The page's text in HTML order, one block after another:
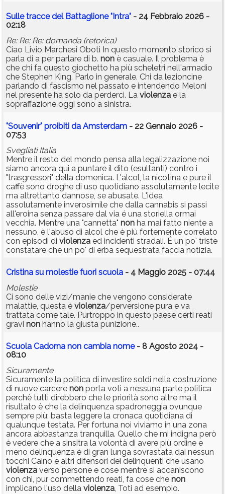
Sulle tracce del Battaglione "Intra" - 24 Febbraio 2026 -
02:18
Re: Re: Re: domanda (retorica)
Ciao Livio Marchesi Oboti In questo momento storico si
parla di a per parlare di b. non è casuale. Il problema è
che chi fa questo giochetto ha più scheletri nell'armadio
che Stephen King. Parlo in generale. Chi da lezioncine
parlando di fascismo nel passato e intendendo Meloni
nel presente ha solo da perderci. La violenza e la
sopraffazione oggi sono a sinistra.
"Souvenir" proibiti da Amsterdam - 22 Gennaio 2026 -
07:53
Svegliati Italia
Mentre il resto del mondo pensa alla legalizzazione noi
siamo ancora qui a puntare il dito (esultanti) contro i
"trasgressori" della domenica. L'alcol, la nicotina e pure il
caffè sono droghe di uso quotidiano assolutamente lecite
ma altrettanto dannose, se abusate. L'idea
assolutamente inverosimile che dalla cannabis si passi
all'eroina senza passare dal via é una storiella ormai
vecchia. Mentre una "cannetta" non ha mai fatto niente a
nessuno, è l'abuso di alcol che è più fortemente correlato
con episodi di violenza ed incidenti stradali. É un po' triste
constatare che un po' di erba sequestrata faccia notizia.
Cristina su molestie fuori scuola - 4 Maggio 2025 - 07:44
Molestie
Ci sono delle vizi/manie che vengono considerate
malattie, questa è violenza/perversione pura e va
trattata come tale. Purtroppo in questo paese certi reati
gravi non hanno la giusta punizione..
Scuola Cadorna non cambia nome- 8 Agosto 2024 -
08:10
Sicuramente
Sicuramente la politica di investire soldi nella costruzione
di nuove carcere non porta voti a nessuna parte politica
perchè tutti direbbero che le priorità sono altre ma il
risultato è che la delinquenza spadroneggia ovunque
sempre più; basta leggere la cronaca quotidiana di
qualunque testata. Per fortuna noi viviamo in una zona
ancora abbastanza tranquilla. Quello che mi indigna però
è vedere che a sinsitra la volontà di avere più ordine e
meno delinquenza è di gran lunga sovrastata dai nessun
tocchi Caino e altri difensori dei delinquenti che usano
violenza verso persone e cose mentre si accaniscono
con chi, pur commettendo reati, fa cose che non
implicano l'uso della violenza, Toti ad esempio.